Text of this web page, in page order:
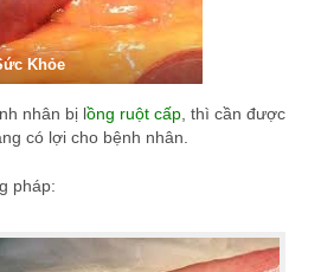
Khỏe
nhân bị lồng ruột cấp , thì cần được
có lợi cho bệnh nhân.
pháp: